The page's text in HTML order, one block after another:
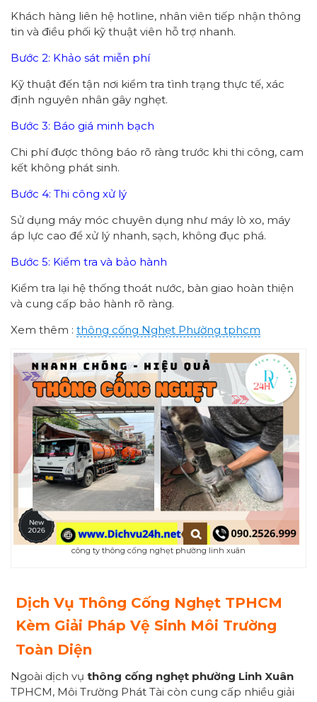
Khách hàng liên hệ hotline, nhân viên tiếp nhận thông
tin và điều phối kỹ thuật viên hỗ trợ nhanh.
Bước 2: Khảo sát miễn phí
Kỹ thuật đến tận nơi kiểm tra tình trạng thực tế, xác
định nguyên nhân gây nghẹt.
Bước 3: Báo giá minh bạch
Chi phí được thông báo rõ ràng trước khi thi công, cam
kết không phát sinh.
Bước 4: Thi công xử lý
Sử dụng máy móc chuyên dụng như máy lò xo, máy
áp lực cao để xử lý nhanh, sạch, không đục phá.
Bước 5: Kiểm tra và bảo hành
Kiểm tra lại hệ thống thoát nước, bàn giao hoàn thiện
và cung cấp bảo hành rõ ràng.
Xem thêm : thông cống Nghẹt Phường tphcm
công ty thông cống nghẹt phường linh xuân
Dịch Vụ Thông Cống Nghẹt TPHCM
Kèm Giải Pháp Vệ Sinh Môi Trường
Toàn Diện
Ngoài dịch vụ thông cống nghẹt phường Linh Xuân
TPHCM, Môi Trường Phát Tài còn cung cấp nhiều giải